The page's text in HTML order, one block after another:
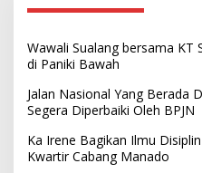
Wawali Sualang bersama KT
di Paniki Bawah
Jalan Nasional Yang Berada
Segera Diperbaiki Oleh BPJN
Ka Irene Bagikan Ilmu
Kwartir Cabang Manado